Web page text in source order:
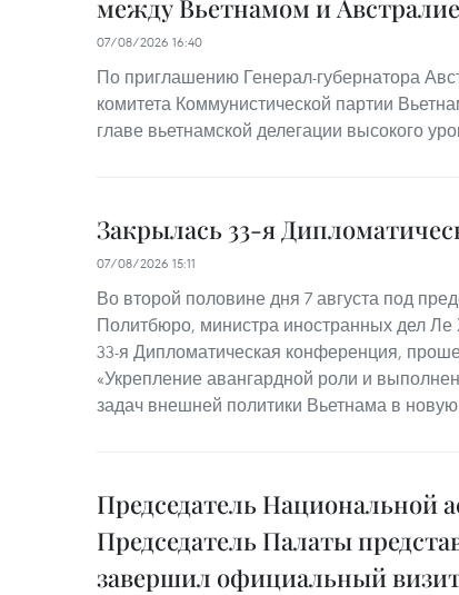
между Вьетнамом и
07/08/2026 16:40
По приглашению Генерал-губернатора
комитета Коммунистической партии
главе вьетнамской делегации высокого
Закрылась 33-я
07/08/2026 15:11
Во второй половине дня 7 августа под
Политбюро, министра иностранных дел
33-я Дипломатическая конференция,
«Укрепление авангардной роли и
задач внешней политики Вьетнама в новую
Председатель Национальной
Председатель Палаты
завершил официальный